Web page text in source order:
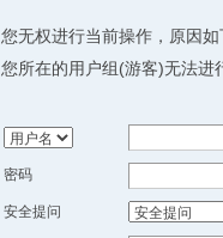
您无权进行当前操作，原因如
您所在的用户组(游客)无法进
密码
安全提问